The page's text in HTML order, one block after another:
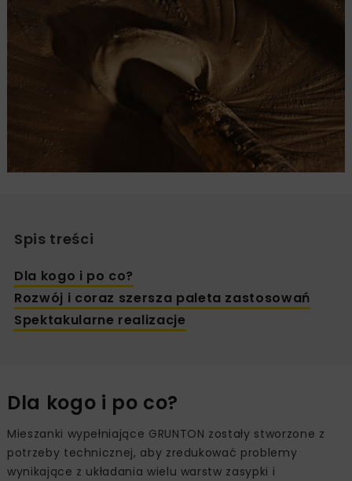
Spis treści
Dla kogo i po co?
Rozwój i coraz szersza paleta zastosowań
Spektakularne realizacje
Dla kogo i po co?
Mieszanki wypełniające GRUNTON zostały stworzone z
potrzeby technicznej, aby zredukować problemy
wynikające z układania wielu warstw zasypki i